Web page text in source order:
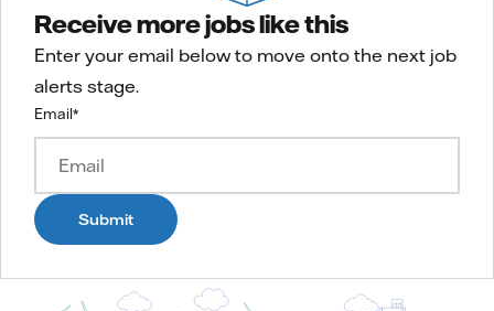
Receive more jobs like this
Enter your email below to move onto the next job
alerts stage.
Email*
Submit